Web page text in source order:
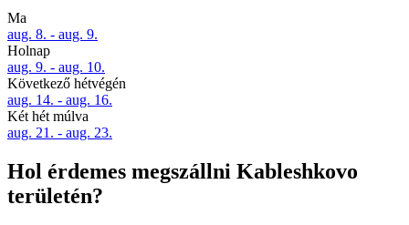
Ma
aug. 8. - aug. 9.
Holnap
aug. 9. - aug. 10.
Következő hétvégén
aug. 14. - aug. 16.
Két hét múlva
aug. 21. - aug. 23.
Hol érdemes megszállni Kableshkovo
területén?